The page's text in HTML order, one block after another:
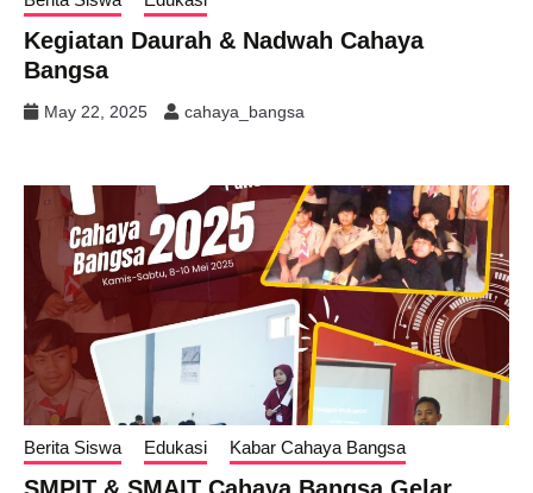
Kegiatan Daurah & Nadwah Cahaya
Bangsa
May 22, 2025 cahaya_bangsa
Berita Siswa Edukasi Kabar Cahaya Bangsa
SMPIT & SMAIT Cahaya Bangsa Gelar